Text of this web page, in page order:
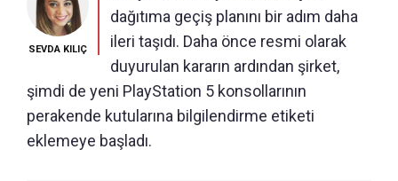
SEVDA KILIÇ
dağıtıma geçiş planını bir adım daha
ileri taşıdı. Daha önce resmi olarak
duyurulan kararın ardından şirket,
şimdi de yeni PlayStation 5 konsollarının
perakende kutularına bilgilendirme etiketi
eklemeye başladı.